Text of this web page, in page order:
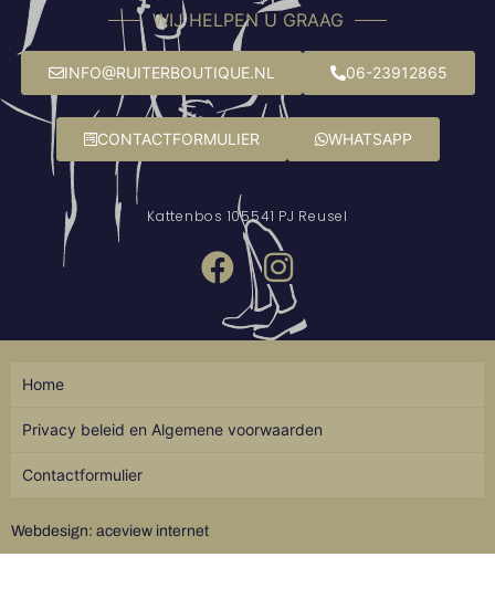
WIJ HELPEN U GRAAG
INFO@RUITERBOUTIQUE.NL 06-23912865
CONTACTFORMULIER WHATSAPP
Kattenbos 105541 PJ Reusel
Webdesign: aceview internet
Home
Privacy beleid en Algemene voorwaarden
Contactformulier